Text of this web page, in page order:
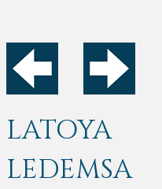
LATOYA
LEDEMSA